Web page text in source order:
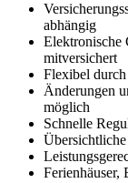
abhängig
Elektronische
mitversichert
Flexibel
Änderungen
möglich
Schnelle
Ferienhäuser,